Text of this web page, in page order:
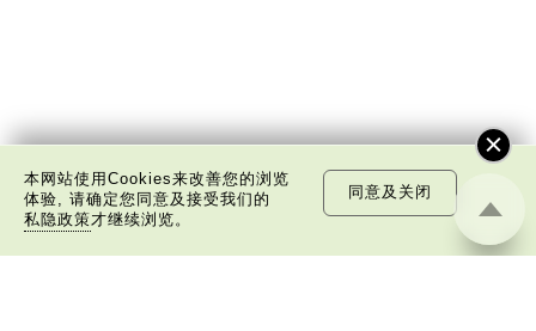
本网站使用Cookies来改善您的浏览
体验, 请确定您同意及接受我们的
私隐政策才继续浏览。
同意及关闭